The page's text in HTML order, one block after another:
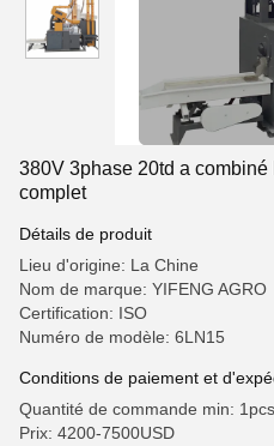
380V 3phase 20td a
complet
Détails de produit
Lieu d'origine: La Chine
Nom de marque: YIFENG AGRO
Certification: ISO
Numéro de modèle: 6LN15
Conditions de paiement et
Quantité de commande min: 1pcs
Prix: 4200-7500USD